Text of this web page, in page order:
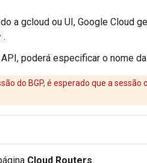
a gcloud ou UI, Google Cloud
.
poderá especificar o nome da
do BGP, é esperado que a sessão
Cloud Routers.